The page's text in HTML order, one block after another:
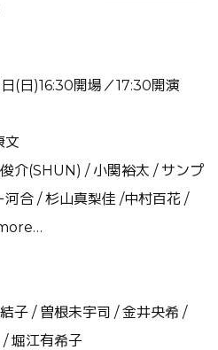
(日)16:30開場／17:30開演
文
介(SHUN) / 小関裕太 / サンプ
合 / 杉山真梨佳 /中村百花 /
子 / 曽根未宇司 / 金井央希 /
堀江有希子